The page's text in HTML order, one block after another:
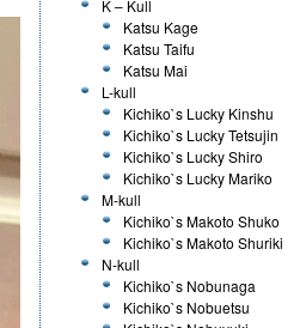
K – Kull
Katsu Kage
Katsu Taifu
Katsu Mai
L-kull
Kichiko`s Lucky Kinshu
Kichiko`s Lucky Tetsujin
Kichiko`s Lucky Shiro
Kichiko`s Lucky Mariko
M-kull
Kichiko`s Makoto Shuko
Kichiko`s Makoto Shuriki
N-kull
Kichiko`s Nobunaga
Kichiko`s Nobuetsu